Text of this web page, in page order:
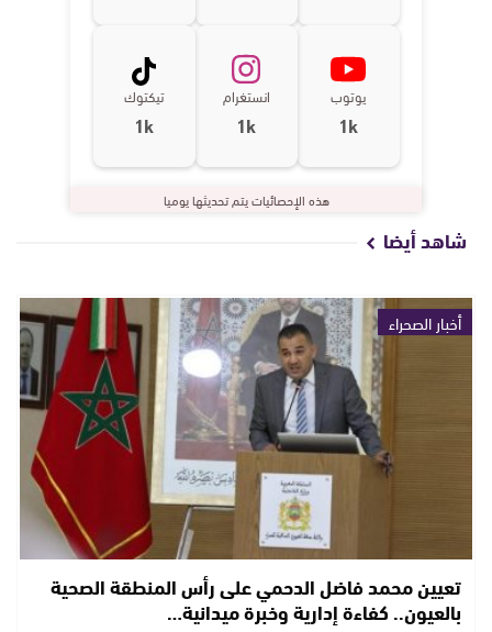
يوتوب
1k
انستغرام
1k
تيكتوك
1k
هذه الإحصائيات يتم تحديثها يوميا
شاهد أيضا
أخبار الصحراء
تعيين محمد فاضل الدحمي على رأس المنطقة الصحية
بالعيون.. كفاءة إدارية وخبرة ميدانية…